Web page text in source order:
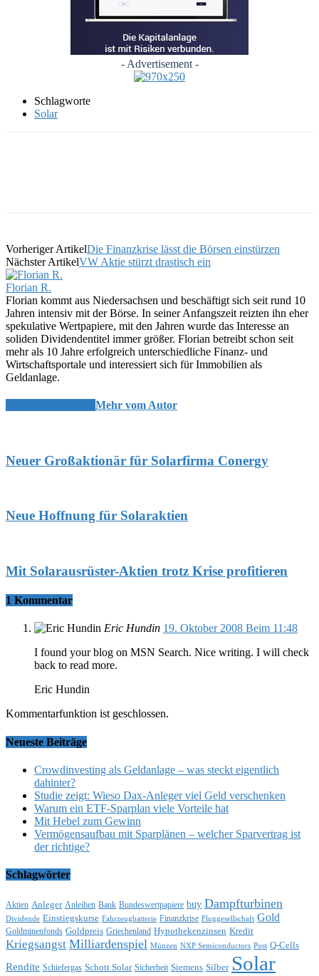
- Advertisement -
Schlagworte
Solar
Vorheriger ArtikelDie Finanzkrise lässt die Börsen einstürzen
Nächster ArtikelVW Aktie stürzt drastisch ein
Florian R.
Florian kommt aus Niedersachsen und beschäftigt sich seit rund 10
Jahren intensiv mit der Börse. In seiner Anfangszeit reizten ihn eher
spekulative Wertpapiere, mit den Jahren wurde das Interesse an
soliden Dividendentitel immer größer. Florian betreibt schon seit
mehr als 10 Jahre erfolgreich unterschiedliche Finanz- und
Wirtschaftsportale und interessiert sich für Immobilien als
Geldanlage.
Mehr vom Autor
Neuer Großaktionär für Solarfirma Conergy
Neue Hoffnung für Solaraktien
Mit Solarausrüster-Aktien trotz Krise profitieren
1 Kommentar
Eric Hundin 19. Oktober 2008 Beim 11:48
I found your blog on MSN Search. Nice writing. I will check
back to read more.
Eric Hundin
Kommentarfunktion ist geschlossen.
Neueste Beiträge
Crowdinvesting als Geldanlage – was steckt eigentlich
dahinter?
Studie zeigt: Wieso Dax-Anleger viel Geld verschenken
Warum ein ETF-Sparplan viele Vorteile hat
Mit Hebel zum Gewinn
Vermögensaufbau mit Sparplänen – welcher Sparvertrag ist
der richtige?
Schlagwörter
Aktien Anleger Anleihen Bank Bundeswertpapiere buy Dampfturbinen
Dividende Einstiegskurse Fahrzeugbatterie Finanzkrise Fluggesellschaft Gold
Goldminenfonds Goldpreis Griechenland Hypothekenzinsen Kredit
Kriegsangst Milliardenspiel Münzen NXP Semiconductors Post Q-Cells
Rendite Schiefergas Schott Solar Sicherheit Siemens Silber Solar